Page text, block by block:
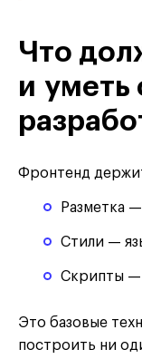
Что
и уметь
Фронтенд
Разметка
Стили —
Скрипты —
Это базовые
построить ни